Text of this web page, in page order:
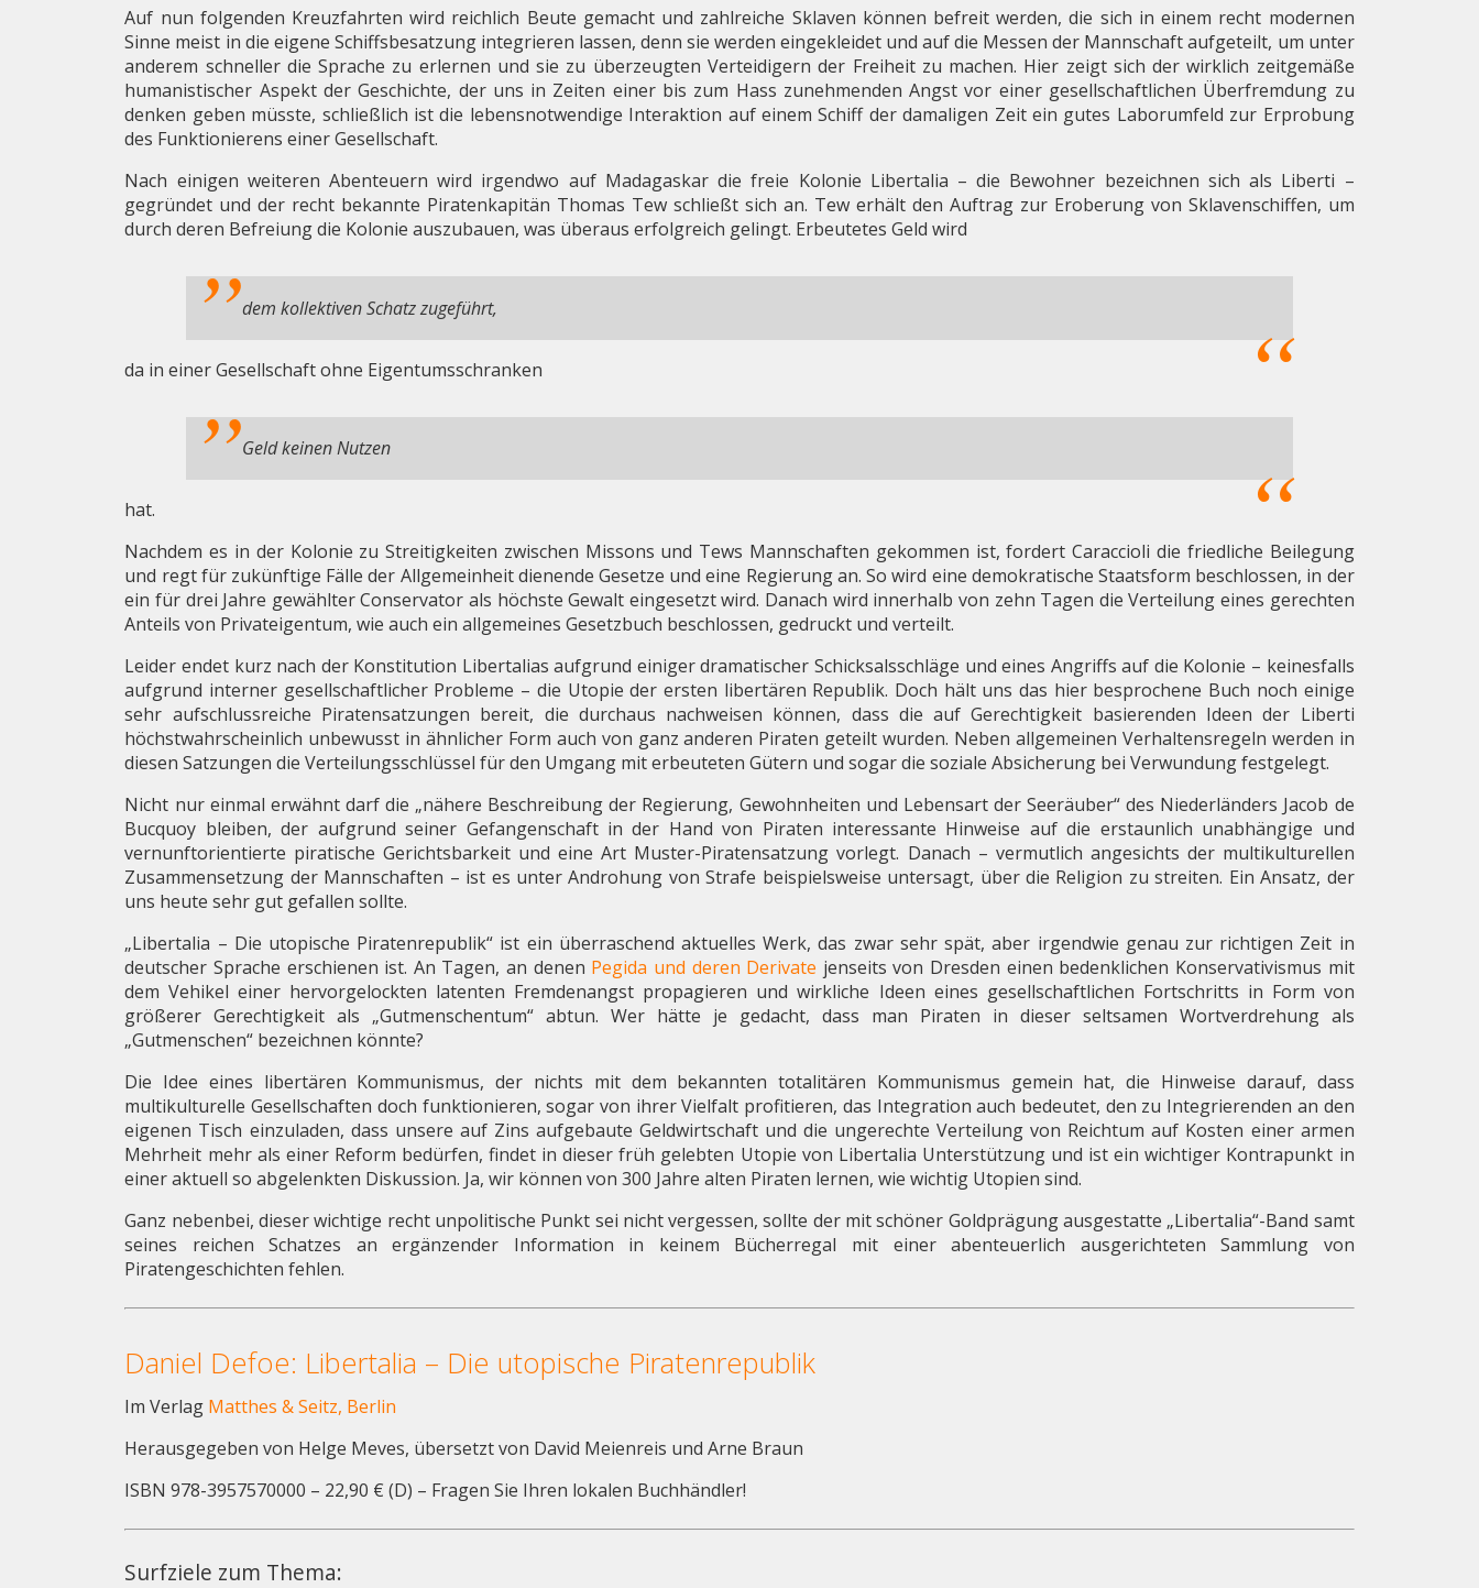
Auf nun folgenden Kreuzfahrten wird reichlich Beute gemacht und zahlreiche Sklaven können befreit werden, die sich in einem recht modernen
Sinne meist in die eigene Schiffsbesatzung integrieren lassen, denn sie werden eingekleidet und auf die Messen der Mannschaft aufgeteilt, um unter
anderem schneller die Sprache zu erlernen und sie zu überzeugten Verteidigern der Freiheit zu machen. Hier zeigt sich der wirklich zeitgemäße
humanistischer Aspekt der Geschichte, der uns in Zeiten einer bis zum Hass zunehmenden Angst vor einer gesellschaftlichen Überfremdung zu
denken geben müsste, schließlich ist die lebensnotwendige Interaktion auf einem Schiff der damaligen Zeit ein gutes Laborumfeld zur Erprobung
des Funktionierens einer Gesellschaft.
Nach einigen weiteren Abenteuern wird irgendwo auf Madagaskar die freie Kolonie Libertalia – die Bewohner bezeichnen sich als Liberti –
gegründet und der recht bekannte Piratenkapitän Thomas Tew schließt sich an. Tew erhält den Auftrag zur Eroberung von Sklavenschiffen, um
durch deren Befreiung die Kolonie auszubauen, was überaus erfolgreich gelingt. Erbeutetes Geld wird
dem kollektiven Schatz zugeführt,
da in einer Gesellschaft ohne Eigentumsschranken
Geld keinen Nutzen
hat.
Nachdem es in der Kolonie zu Streitigkeiten zwischen Missons und Tews Mannschaften gekommen ist, fordert Caraccioli die friedliche Beilegung
und regt für zukünftige Fälle der Allgemeinheit dienende Gesetze und eine Regierung an. So wird eine demokratische Staatsform beschlossen, in der
ein für drei Jahre gewählterConservator als höchste Gewalt eingesetzt wird. Danach wird innerhalb von zehn Tagen die Verteilung eines gerechten
Anteils von Privateigentum, wie auch ein allgemeines Gesetzbuch beschlossen, gedruckt und verteilt.
Leider endet kurz nach der Konstitution Libertalias aufgrund einiger dramatischer Schicksalsschläge und eines Angriffs auf die Kolonie – keinesfalls
aufgrund interner gesellschaftlicher Probleme – die Utopie der ersten libertären Republik. Doch hält uns das hier besprochene Buch noch einige
sehr aufschlussreiche Piratensatzungen bereit, die durchaus nachweisen können, dass die auf Gerechtigkeit basierenden Ideen der Liberti
höchstwahrscheinlich unbewusst in ähnlicher Form auch von ganz anderen Piraten geteilt wurden. Neben allgemeinen Verhaltensregeln werden in
diesen Satzungen die Verteilungsschlüssel für den Umgang mit erbeuteten Gütern und sogar die soziale Absicherung bei Verwundung festgelegt.
Nicht nur einmal erwähnt darf die „nähere Beschreibung der Regierung, Gewohnheiten und Lebensart der Seeräuber“des Niederländers Jacob de
Bucquoy bleiben, der aufgrund seiner Gefangenschaft in der Hand von Piraten interessante Hinweise auf die erstaunlich unabhängige und
vernunftorientierte piratische Gerichtsbarkeit und eine Art Muster-Piratensatzung vorlegt. Danach – vermutlich angesichts der multikulturellen
Zusammensetzung der Mannschaften – ist es unter Androhung von Strafe beispielsweise untersagt, über die Religion zu streiten. Ein Ansatz, der
uns heute sehr gut gefallen sollte.
„Libertalia – Die utopische Piratenrepublik“ ist ein überraschend aktuelles Werk, das zwar sehr spät, aber irgendwie genau zur richtigen Zeit in
deutscher Sprache erschienen ist. An Tagen, an denen Pegida und deren Derivate jenseits von Dresden einen bedenklichen Konservativismus mit
dem Vehikel einer hervorgelockten latenten Fremdenangst propagieren und wirkliche Ideen eines gesellschaftlichen Fortschritts in Form von
größerer Gerechtigkeit als „Gutmenschentum“ abtun. Wer hätte je gedacht, dass man Piraten in dieser seltsamen Wortverdrehung als
„Gutmenschen“ bezeichnen könnte?
Die Idee eines libertären Kommunismus, der nichts mit dem bekannten totalitären Kommunismus gemein hat, die Hinweise darauf, dass
multikulturelle Gesellschaften doch funktionieren, sogar von ihrer Vielfalt profitieren, das Integration auch bedeutet, den zu Integrierenden an den
eigenen Tisch einzuladen, dass unsere auf Zins aufgebaute Geldwirtschaft und die ungerechte Verteilung von Reichtum auf Kosten einer armen
Mehrheit mehr als einer Reform bedürfen, findet in dieser früh gelebten Utopie von Libertalia Unterstützung und ist ein wichtiger Kontrapunkt in
einer aktuell so abgelenkten Diskussion. Ja, wir können von 300 Jahre alten Piraten lernen, wie wichtig Utopien sind.
Ganz nebenbei, dieser wichtige recht unpolitische Punkt sei nicht vergessen, sollte der mit schöner Goldprägung ausgestatte „Libertalia“-Band samt
seines reichen Schatzes an ergänzender Information in keinem Bücherregal mit einer abenteuerlich ausgerichteten Sammlung von
Piratengeschichten fehlen.
Daniel Defoe: Libertalia – Die utopische Piratenrepublik
Im Verlag Matthes & Seitz, Berlin
Herausgegeben von Helge Meves, übersetzt von David Meienreis und Arne Braun
ISBN 978-3957570000 – 22,90 € (D) – Fragen Sie Ihren lokalen Buchhändler!
Surfziele zum Thema: